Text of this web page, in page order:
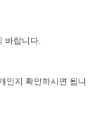
바랍니다.
인지 확인하시면 됩니